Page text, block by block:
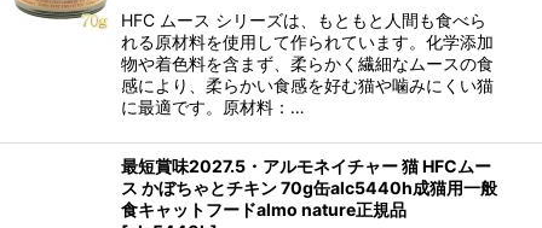
HFC ムース シリーズは、もともと人間も食べら
れる原材料を使用して作られています。化学添加
物や着色料を含まず、柔らかく繊細なムースの食
感により、柔らかい食感を好む猫や噛みにくい猫
に最適です。原材料：…
最短賞味2027.5・アルモネイチャー 猫 HFCムー
ス かぼちゃとチキン 70g缶alc5440h成猫用一般
食キャットフードalmo nature正規品